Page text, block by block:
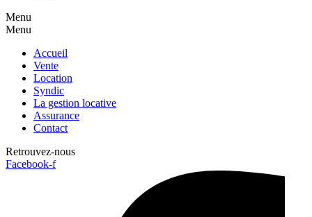
Menu
Menu
Accueil
Vente
Location
Syndic
La gestion locative
Assurance
Contact
Retrouvez-nous
Facebook-f